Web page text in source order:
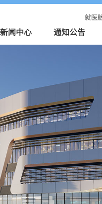
就医
新闻中心 通知公告